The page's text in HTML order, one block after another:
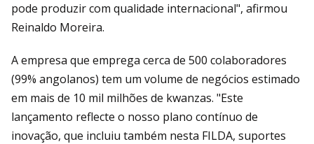
pode produzir com qualidade internacional", afirmou
Reinaldo Moreira.
A empresa que emprega cerca de 500 colaboradores
(99% angolanos) tem um volume de negócios estimado
em mais de 10 mil milhões de kwanzas. "Este
lançamento reflecte o nosso plano contínuo de
inovação, que incluiu também nesta FILDA, suportes